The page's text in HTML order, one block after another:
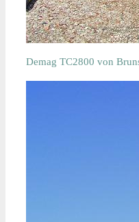
Demag TC2800 von